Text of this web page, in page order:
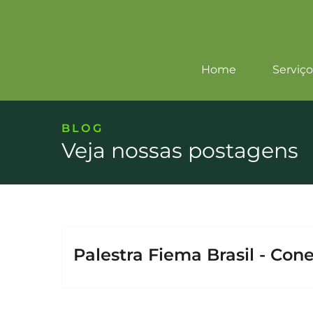
Home
BLOG
Veja nossas postagens
Palestra Fiema Brasil -